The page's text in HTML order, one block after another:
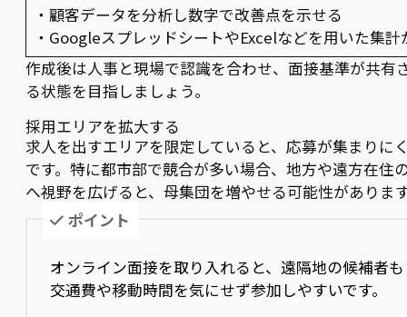
・顧客データを分析し数字で改善点を示せる
・GoogleスプレッドシートやExcelなどを用いた集
作成後は人事と現場で認識を合わせ、面接基準が共有
る状態を目指しましょう。
採用エリアを拡大する
求人を出すエリアを限定していると、応募が集まりに
です。特に都市部で競合が多い場合、地方や遠方在住
へ視野を広げると、母集団を増やせる可能性がありま
ポイント
オンライン面接を取り入れると、遠隔地の候補者も
交通費や移動時間を気にせず参加しやすいです。